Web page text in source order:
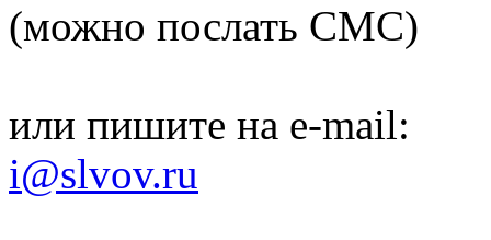
(можно послать СМС)
или пишите на e-mail:
i@slvov.ru